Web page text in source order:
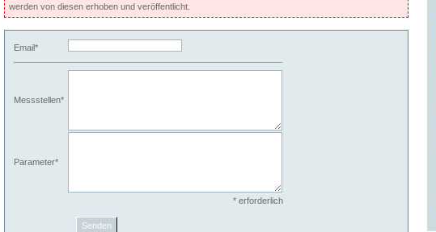
werden von diesen erhoben und veröffentlicht.
Email*
Messstellen*
Parameter*
* erforderlich